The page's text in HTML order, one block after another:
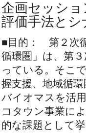
企画セッシ
評価手法と
■目的： 第２次
循環圏」は、第
っている。そこ
握支援、地域循
バイオマスを活
コタウン事業に
的な課題として